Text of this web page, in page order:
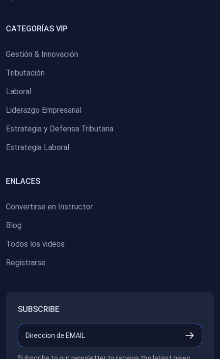
CATEGORÍAS VIP
Gestión & Innovación
Tributación
Laboral
Liderazgo Empresarial
Estrategia y Defensa Tributaria
Estrategia Laboral
ENLACES
Convertirse en Instructor
Blog
Todos los videos
Registrarse
SUBSCRIBE